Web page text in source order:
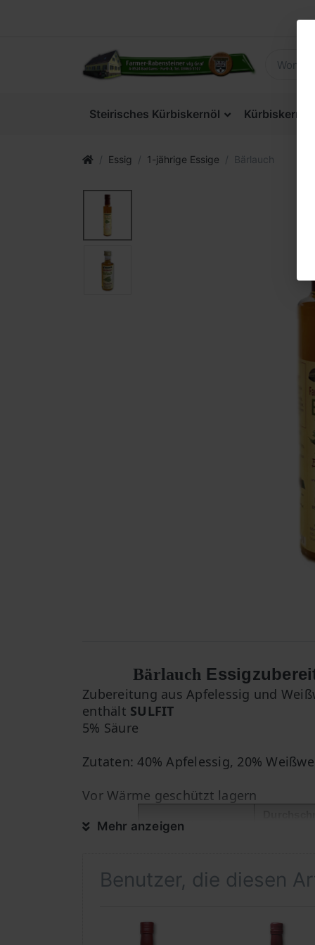
Steirisches Kürbiskernöl Kürbiskerne
Essig 1-jährige Essige Bärlauch
Bärlauch
Zubereitung aus Apfelessig und
enthält SULFIT
5% Säure
Zutaten: 40% Apfelessig, 20%
Vor Wärme geschützt lagern
Nährwertangaben
Fett
Fettsäuren
0,0 g
Mehr anzeigen
Benutzer, die diesen